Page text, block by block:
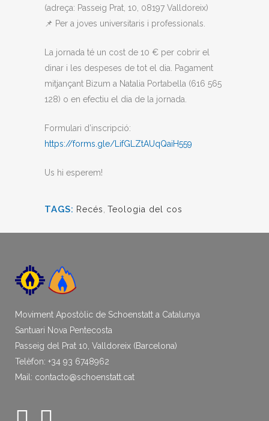
(adreça: Passeig Prat, 10, 08197 Valldoreix)
📌 Per a joves universitaris i professionals.
La jornada té un cost de 10 € per cobrir el
dinar i les despeses de tot el dia. Pagament
mitjançant Bizum a Natalia Portabella (616 565
128) o en efectiu el dia de la jornada.
Formulari d’inscripció:
https://forms.gle/LifGLZtAUqQaiH559
Us hi esperem!
TAGS: Recés Teologia del cos
Moviment Apostòlic de Schoenstatt a Catalunya
Santuari Nova Pentecosta
Passeig del Prat 10, Valldoreix (Barcelona)
Telèfon: +34 93 6748962
Mail: contacto@schoenstatt.cat